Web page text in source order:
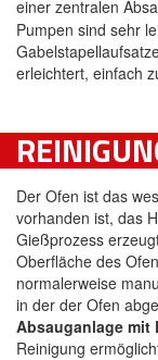
einer zentralen
Pumpen sind sehr
erleichtert, einfach
Der Ofen ist das
vorhanden ist, das
Gießprozess
Oberfläche des
normalerweise
in der der Ofen
Absauganlage mit
Reinigung